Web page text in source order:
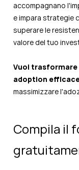
accompagnano
e impara strategie
superare le
valore del tuo
Vuoi trasformare
adoption efficace
massimizzare
Compila il